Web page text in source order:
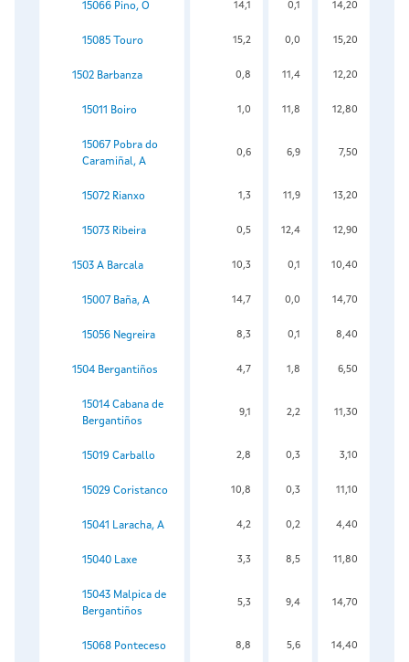
15066 Pino, O 14,1 0,1 14,20
15085 Touro 15,2 0,0 15,20
1502 Barbanza 0,8 11,4 12,20
15011 Boiro 1,0 11,8 12,80
15067 Pobra do
Caramiñal, A
0,6 6,9 7,50
15072 Rianxo 1,3 11,9 13,20
15073 Ribeira 0,5 12,4 12,90
1503 A Barcala 10,3 0,1 10,40
15007 Baña, A 14,7 0,0 14,70
15056 Negreira 8,3 0,1 8,40
1504 Bergantiños 4,7 1,8 6,50
15014 Cabana de
Bergantiños
9,1 2,2 11,30
15019 Carballo 2,8 0,3 3,10
15029 Coristanco 10,8 0,3 11,10
15041 Laracha, A 4,2 0,2 4,40
15040 Laxe 3,3 8,5 11,80
15043 Malpica de
Bergantiños
5,3 9,4 14,70
15068 Ponteceso 8,8 5,6 14,40